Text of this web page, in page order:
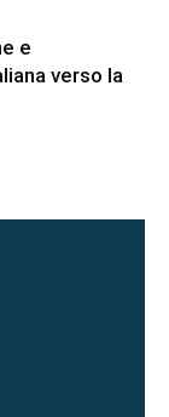
e
verso la